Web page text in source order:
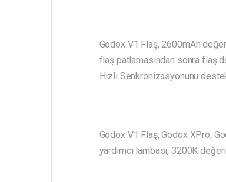
Godox V1 Flaş, 2600mAh
flaş patlamasından sonra flaş
Hızlı Senkronizasyonunu
Godox V1 Flaş, Godox XPro,
yardımcı lambası, 3200K